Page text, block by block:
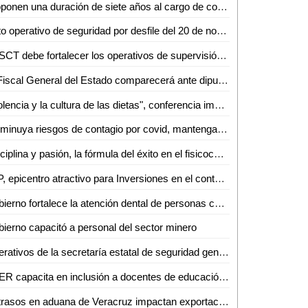
Proponen una duración de siete años al cargo de comisionados numerarios de la CEGAIP
Listo operativo de seguridad por desfile del 20 de noviembre: SSPCE
La SCT debe fortalecer los operativos de supervisión a los taxis
El Fiscal General del Estado comparecerá ante diputados para que los ciudadanos conozcan detalles del trabajo realizado: Dip. Rubén Guajardo
"Violencia y la cultura de las dietas", conferencia impartida en la Facultad de Enfermería y Nutrición (FEN) de la UASLP
Disminuya riesgos de contagio por covid, mantenga las medidas de prevención
Disciplina y pasión, la fórmula del éxito en el fisicoculturismo según María Lara
SLP, epicentro atractivo para Inversiones en el contexto del new nearshoring
Gobierno fortalece la atención dental de personas con discapacidad
capacitó a personal del sector minero
Operativos de la secretaría estatal de seguridad generan 222 detenciones del 11 al 17 de noviembre
SEER capacita en inclusión a docentes de educación artística
Retrasos en aduana de Veracruz impactan exportaciones y afecta a SLP